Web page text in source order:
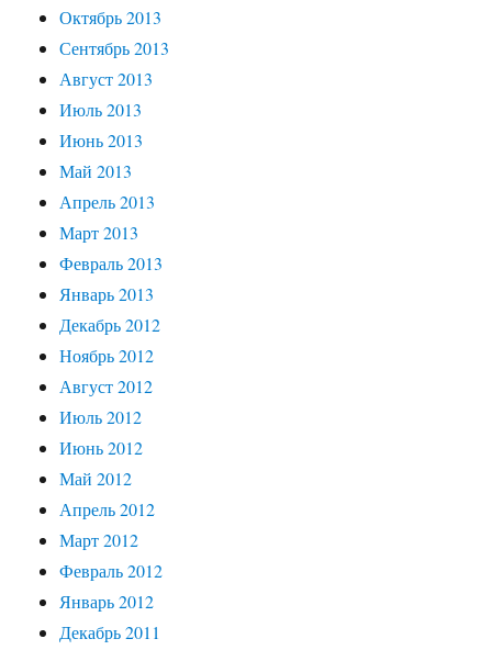
Октябрь 2013
Сентябрь 2013
Август 2013
Июль 2013
Июнь 2013
Май 2013
Апрель 2013
Март 2013
Февраль 2013
Январь 2013
Декабрь 2012
Ноябрь 2012
Август 2012
Июль 2012
Июнь 2012
Май 2012
Апрель 2012
Март 2012
Февраль 2012
Январь 2012
Декабрь 2011